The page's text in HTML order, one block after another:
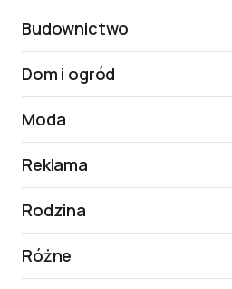
Budownictwo
Dom i ogród
Moda
Reklama
Rodzina
Różne